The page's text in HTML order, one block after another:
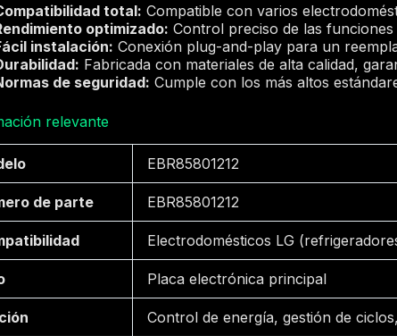
total: Compatible con varios
optimizado: Control preciso de las
instalación: Conexión plug-and-play para un
Fabricada con materiales de alta calidad,
de seguridad: Cumple con los más altos
relevante
EBR85801212
de parte EBR85801212
Electrodomésticos LG
Placa electrónica principal
Control de energía, gestión de